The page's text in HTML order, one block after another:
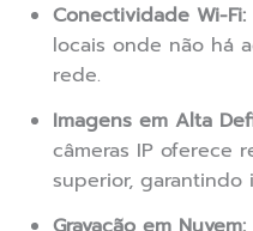
Conectividade Wi-Fi:
locais onde não há
rede.
Imagens em Alta
câmeras IP oferece
superior, garantindo